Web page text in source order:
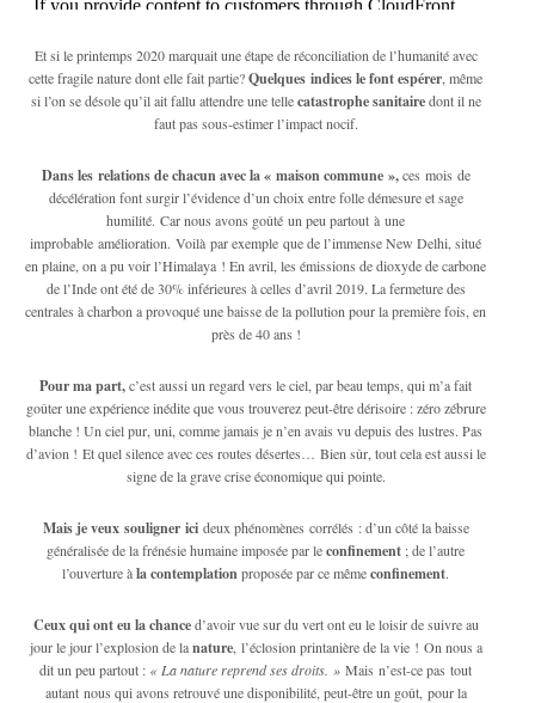
Et si le printemps 2020 marquait une étape de réconciliation de l’humanité avec
cette fragile nature dont elle fait partie?Quelques indices le font espérer , même
si l’on se désole qu’il ait fallu attendre une tellecatastrophe sanitairedont il ne
faut pas sous-estimer l’impact nocif.
Dans les relations de chacun avec la « maison commune »,ces mois de
décélération font surgir l’évidence d’un choix entre folle démesure et sage
humilité. Car nous avons goûté un peu partout à une
improbable amélioration. Voilà par exemple que de l’immense New Delhi, situé
en plaine, on a pu voir l’Himalaya ! En avril, les émissions de dioxyde de carbone
de l’Inde ont été de 30% inférieures à celles d’avril 2019. La fermeture des
centrales à charbon a provoqué une baisse de la pollution pour la première fois, en
près de 40 ans !
Pour ma part,c’est aussi un regard vers le ciel, par beau temps, qui m’a fait
goûter une expérience inédite que vous trouverez peut-être dérisoire : zéro zébrure
blanche ! Un ciel pur, uni, comme jamais je n’en avais vu depuis des lustres. Pas
d’avion ! Et quel silence avec ces routes désertes… Bien sûr, tout cela est aussi le
signe de la grave crise économique qui pointe.
Mais je veux souligner ici deux phénomènes corrélés : d’un côté la baisse
généralisée de la frénésie humaine imposée par leconfinement ; de l’autre
l’ouverture àla contemplationproposée par ce mêmeconfinement.
Ceux qui ont eu la chanced’avoir vue sur du vert ont eu le loisir de suivre au
jour le jour l’explosion de lanature, l’éclosion printanière de la vie ! On nous a
dit un peu partout : « La nature reprend ses droits. » Mais n’est-ce pas tout
autant nous qui avons retrouvé une disponibilité, peut-être un goût, pour la